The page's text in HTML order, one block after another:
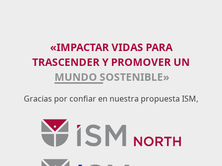
«IMPACTAR VIDAS PARA
TRASCENDER Y PROMOVER UN
MUNDO SOSTENIBLE»
Gracias por confiar en nuestra propuesta ISM,